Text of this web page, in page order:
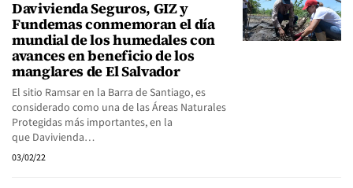
Davivienda Seguros, GIZ y
Fundemas conmemoran el día
mundial de los humedales con
avances en beneficio de los
manglares de El Salvador
El sitio Ramsar en la Barra de Santiago, es
considerado como una de las Áreas Naturales
Protegidas más importantes, en la
que Davivienda…
03/02/22